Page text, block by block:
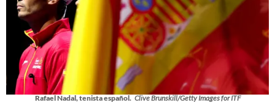
Rafael Nadal, tenista español. Clive Brunskill/Getty Images for ITF